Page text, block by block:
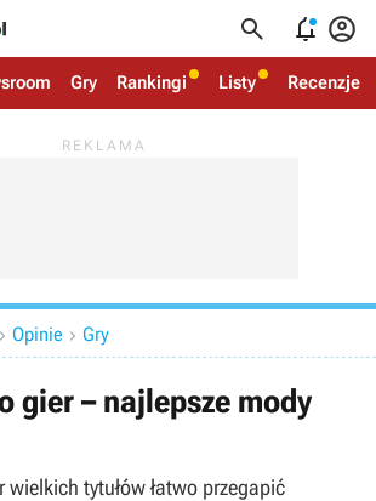
  
Gry Rankingi Listy Recenzje
 Opinie  Gry
gier – najlepsze mody
wielkich tytułów łatwo przegapić